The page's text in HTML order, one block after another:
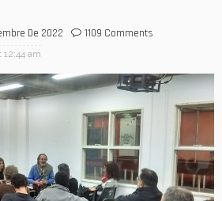
De 2022 1109 Comments
12:44 am